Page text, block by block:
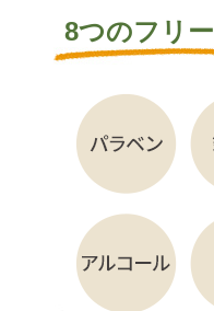
8つのフリー